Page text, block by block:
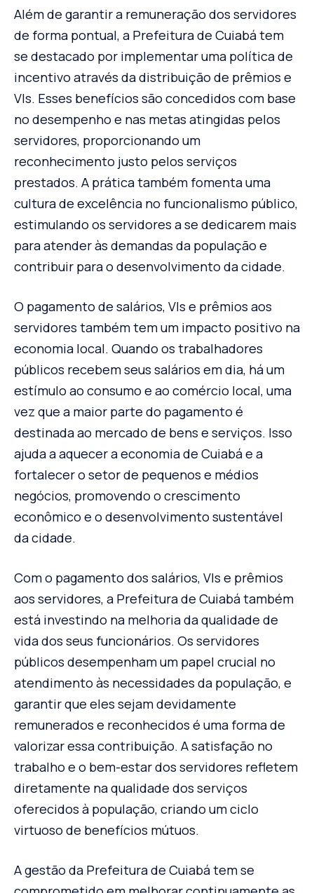
Além de garantir a remuneração dos servidores
de forma pontual, a Prefeitura de Cuiabá tem
se destacado por implementar uma política de
incentivo através da distribuição de prêmios e
VIs. Esses benefícios são concedidos com base
no desempenho e nas metas atingidas pelos
servidores, proporcionando um
reconhecimento justo pelos serviços
prestados. A prática também fomenta uma
cultura de excelência no funcionalismo público,
estimulando os servidores a se dedicarem mais
para atender às demandas da população e
contribuir para o desenvolvimento da cidade.
O pagamento de salários, VIs e prêmios aos
servidores também tem um impacto positivo na
economia local. Quando os trabalhadores
públicos recebem seus salários em dia, há um
estímulo ao consumo e ao comércio local, uma
vez que a maior parte do pagamento é
destinada ao mercado de bens e serviços. Isso
ajuda a aquecer a economia de Cuiabá e a
fortalecer o setor de pequenos e médios
negócios, promovendo o crescimento
econômico e o desenvolvimento sustentável
da cidade.
Com o pagamento dos salários, VIs e prêmios
aos servidores, a Prefeitura de Cuiabá também
está investindo na melhoria da qualidade de
vida dos seus funcionários. Os servidores
públicos desempenham um papel crucial no
atendimento às necessidades da população, e
garantir que eles sejam devidamente
remunerados e reconhecidos é uma forma de
valorizar essa contribuição. A satisfação no
trabalho e o bem-estar dos servidores refletem
diretamente na qualidade dos serviços
oferecidos à população, criando um ciclo
virtuoso de benefícios mútuos.
A gestão da Prefeitura de Cuiabá tem se